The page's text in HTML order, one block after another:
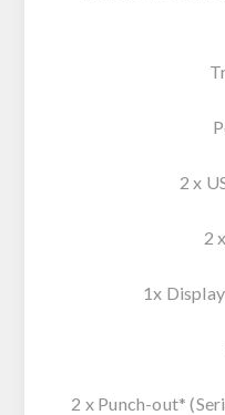
2 x
2
1x
2 x Punch-out*